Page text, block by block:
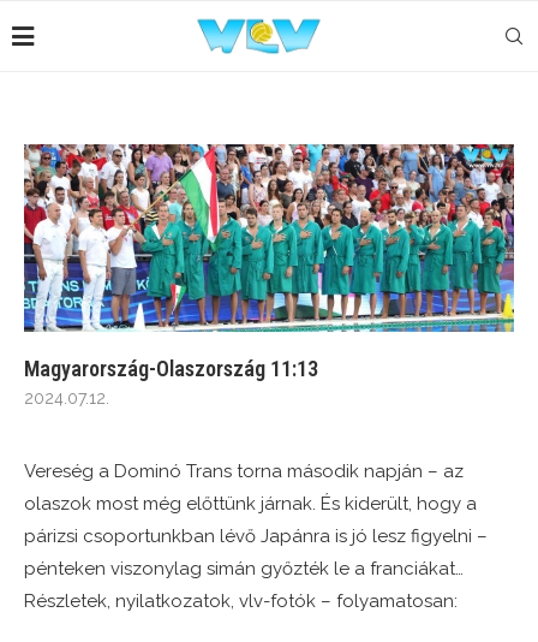
Magyarország-Olaszország 11:13
2024.07.12.
Vereség a Dominó Trans torna második napján – az
olaszok most még előttünk járnak. És kiderült, hogy a
párizsi csoportunkban lévő Japánra is jó lesz figyelni –
pénteken viszonylag simán győzték le a franciákat…
Részletek, nyilatkozatok, vlv-fotók – folyamatosan: